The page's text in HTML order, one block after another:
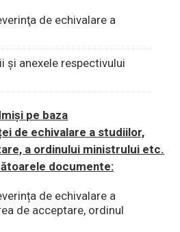
de echivalare a
şi anexele respectivului
pe baza
de echivalare a studiilor,
a ordinului ministrului etc.
documente:
de echivalare a
de acceptare, ordinul